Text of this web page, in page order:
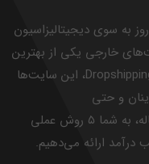
به سوی دیجیتالیزاسیون
خارجی یکی از بهترین
راه‌های درآمدزایی است. از فریلنسری تا Dropshipping، این سایت‌ها
و حتی
آموزش‌دهندگان ایجاد کرده‌اند. در این مقاله، به شما ۵ روش عملی
ارائه می‌دهیم.